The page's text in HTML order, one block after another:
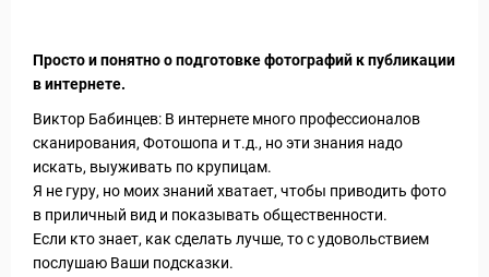
Просто и понятно о подготовке фотографий к публикации
в интернете.
Виктор Бабинцев: В интернете много профессионалов
сканирования, Фотошопа и т.д., но эти знания надо
искать, выуживать по крупицам.
Я не гуру, но моих знаний хватает, чтобы приводить фото
в приличный вид и показывать общественности.
Если кто знает, как сделать лучше, то с удовольствием
послушаю Ваши подсказки.